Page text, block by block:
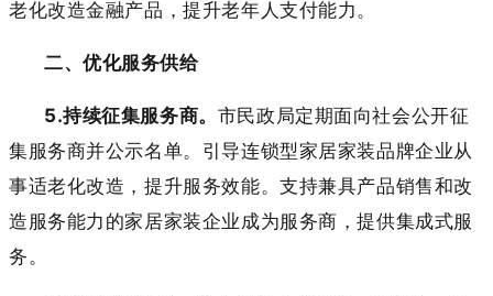
老化改造金融产品，提升老年人支付能力。
二、优化服务供给
5.持续征集服务商。 市民政局定期面向社会公开征
集服务商并公示名单。引导连锁型家居家装品牌企业从
事适老化改造，提升服务效能。支持兼具产品销售和改
造服务能力的家居家装企业成为服务商，提供集成式服
务。